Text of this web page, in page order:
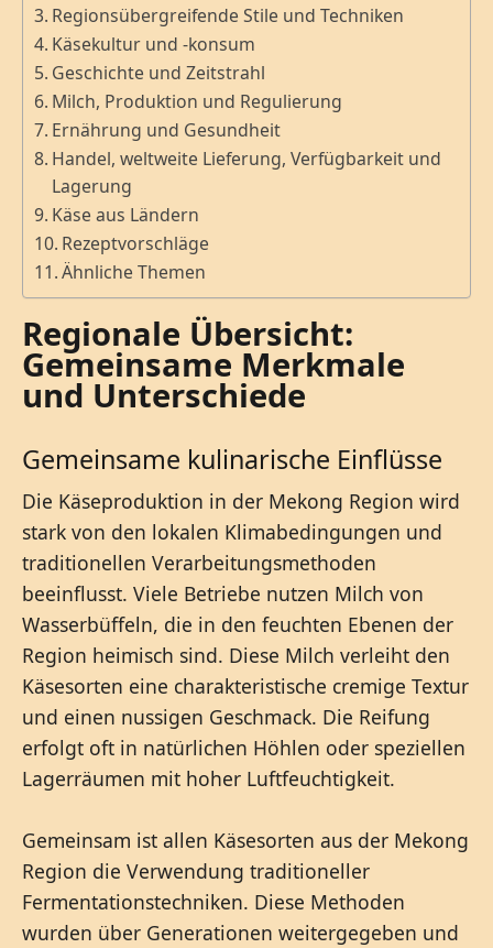
Regionsübergreifende Stile und Techniken
Käsekultur und -konsum
Geschichte und Zeitstrahl
Milch, Produktion und Regulierung
Ernährung und Gesundheit
Handel, weltweite Lieferung, Verfügbarkeit und
Lagerung
Käse aus Ländern
Rezeptvorschläge
Ähnliche Themen
Regionale Übersicht:
Gemeinsame Merkmale
und Unterschiede
Gemeinsame kulinarische Einflüsse
Die Käseproduktion in der Mekong Region wird
stark von den lokalen Klimabedingungen und
traditionellen Verarbeitungsmethoden
beeinflusst. Viele Betriebe nutzen Milch von
Wasserbüffeln, die in den feuchten Ebenen der
Region heimisch sind. Diese Milch verleiht den
Käsesorten eine charakteristische cremige Textur
und einen nussigen Geschmack. Die Reifung
erfolgt oft in natürlichen Höhlen oder speziellen
Lagerräumen mit hoher Luftfeuchtigkeit.
Gemeinsam ist allen Käsesorten aus der Mekong
Region die Verwendung traditioneller
Fermentationstechniken. Diese Methoden
wurden über Generationen weitergegeben und